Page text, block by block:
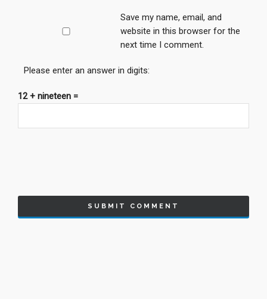
Save my name, email, and
website in this browser for the
next time I comment.
Please enter an answer in digits:
12 + nineteen =